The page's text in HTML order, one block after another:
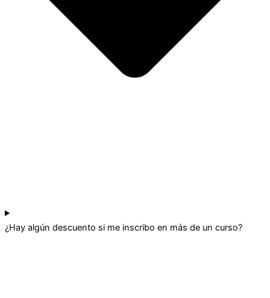
¿Hay algún descuento si me inscribo en más de un curso?